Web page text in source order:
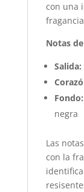
con una
Notas
Salida:
Fondo:
negra
Las
con la